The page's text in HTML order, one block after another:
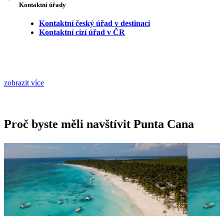
Kontaktní úřady
Kontaktní český úřad v destinaci
Kontaktní cizí úřad v ČR
zobrazit více
Proč byste měli navštívit Punta Cana